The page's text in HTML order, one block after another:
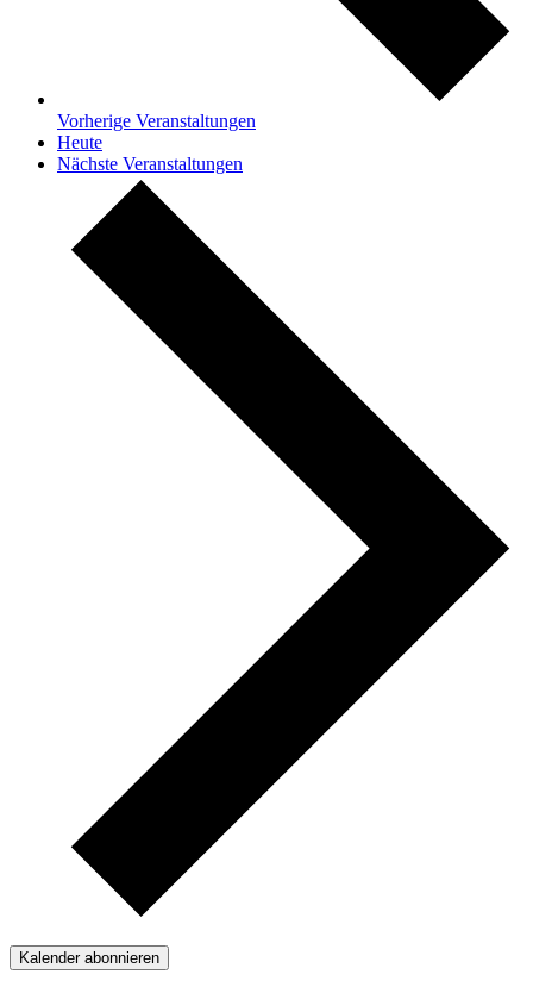
Vorherige Veranstaltungen
Heute
Nächste Veranstaltungen
Kalender abonnieren